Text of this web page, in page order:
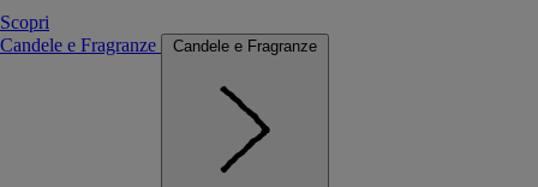
Scopri
Candele e Fragranze
Candele e Fragranze